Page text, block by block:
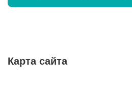
Карта сайта